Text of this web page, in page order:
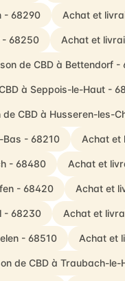
- 68290 Achat et
- 68250 Achat et
de CBD à Bettendorf -
à Seppois-le-Haut -
CBD à Husseren-les-
Bas - 68210 Achat et
- 68480 Achat et
- 68420 Achat et
- 68230 Achat et
- 68510 Achat et
de CBD à Traubach-le-